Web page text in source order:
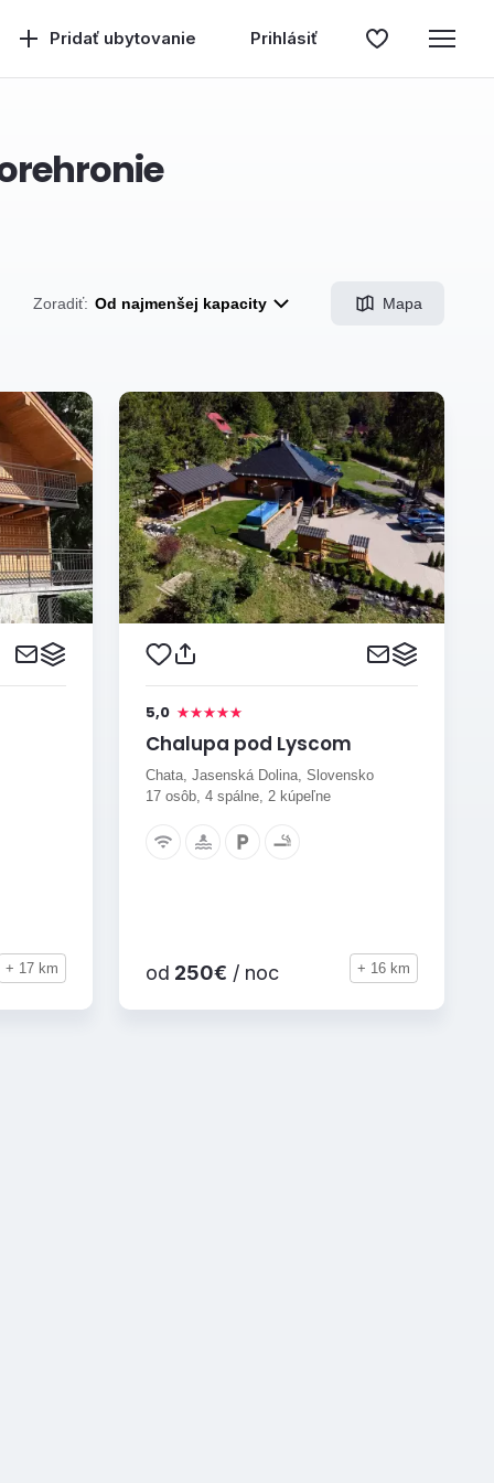
Pridať ubytovanie Prihlásiť
Zoradiť: Od najmenšej kapacity Mapa
+ 17 km
5,0
Chalupa pod Lyscom
Chata, Jasenská Dolina, Slovensko
17 osôb, 4 spálne, 2 kúpeľne
od 250€ / noc + 16 km